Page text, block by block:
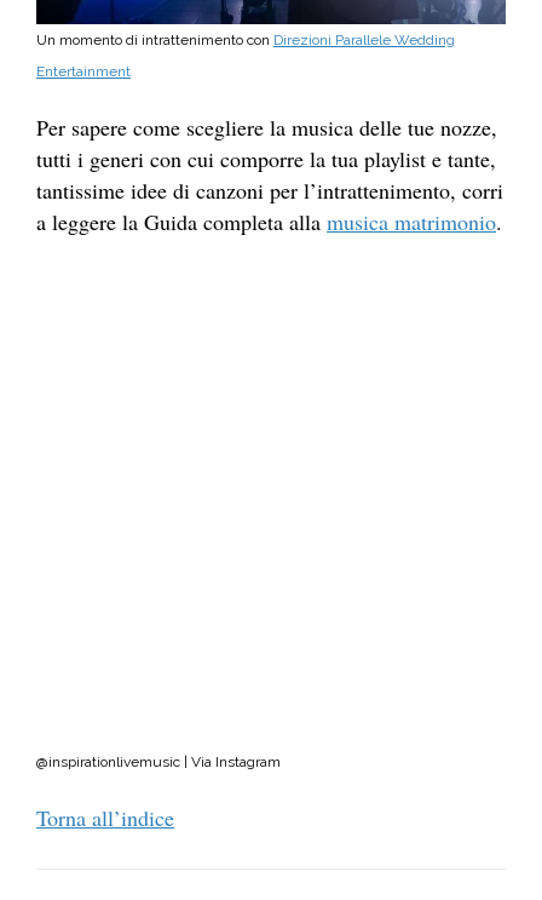
Un momento di intrattenimento con Direzioni Parallele Wedding
Entertainment
Per sapere come scegliere la musica delle tue nozze,
tutti i generi con cui comporre la tua playlist e tante,
tantissime idee di canzoni per l’intrattenimento, corri
a leggere la Guida completa alla musica matrimonio.
@inspirationlivemusic | Via Instagram
Torna all’indice